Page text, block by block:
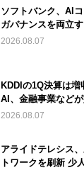
ソフトバンク、AI
ガバナンスを両立
2026.08.07
KDDIの1Q決算は
AI、金融事業など
2026.08.07
アライドテレシス
トワークを刷新 少